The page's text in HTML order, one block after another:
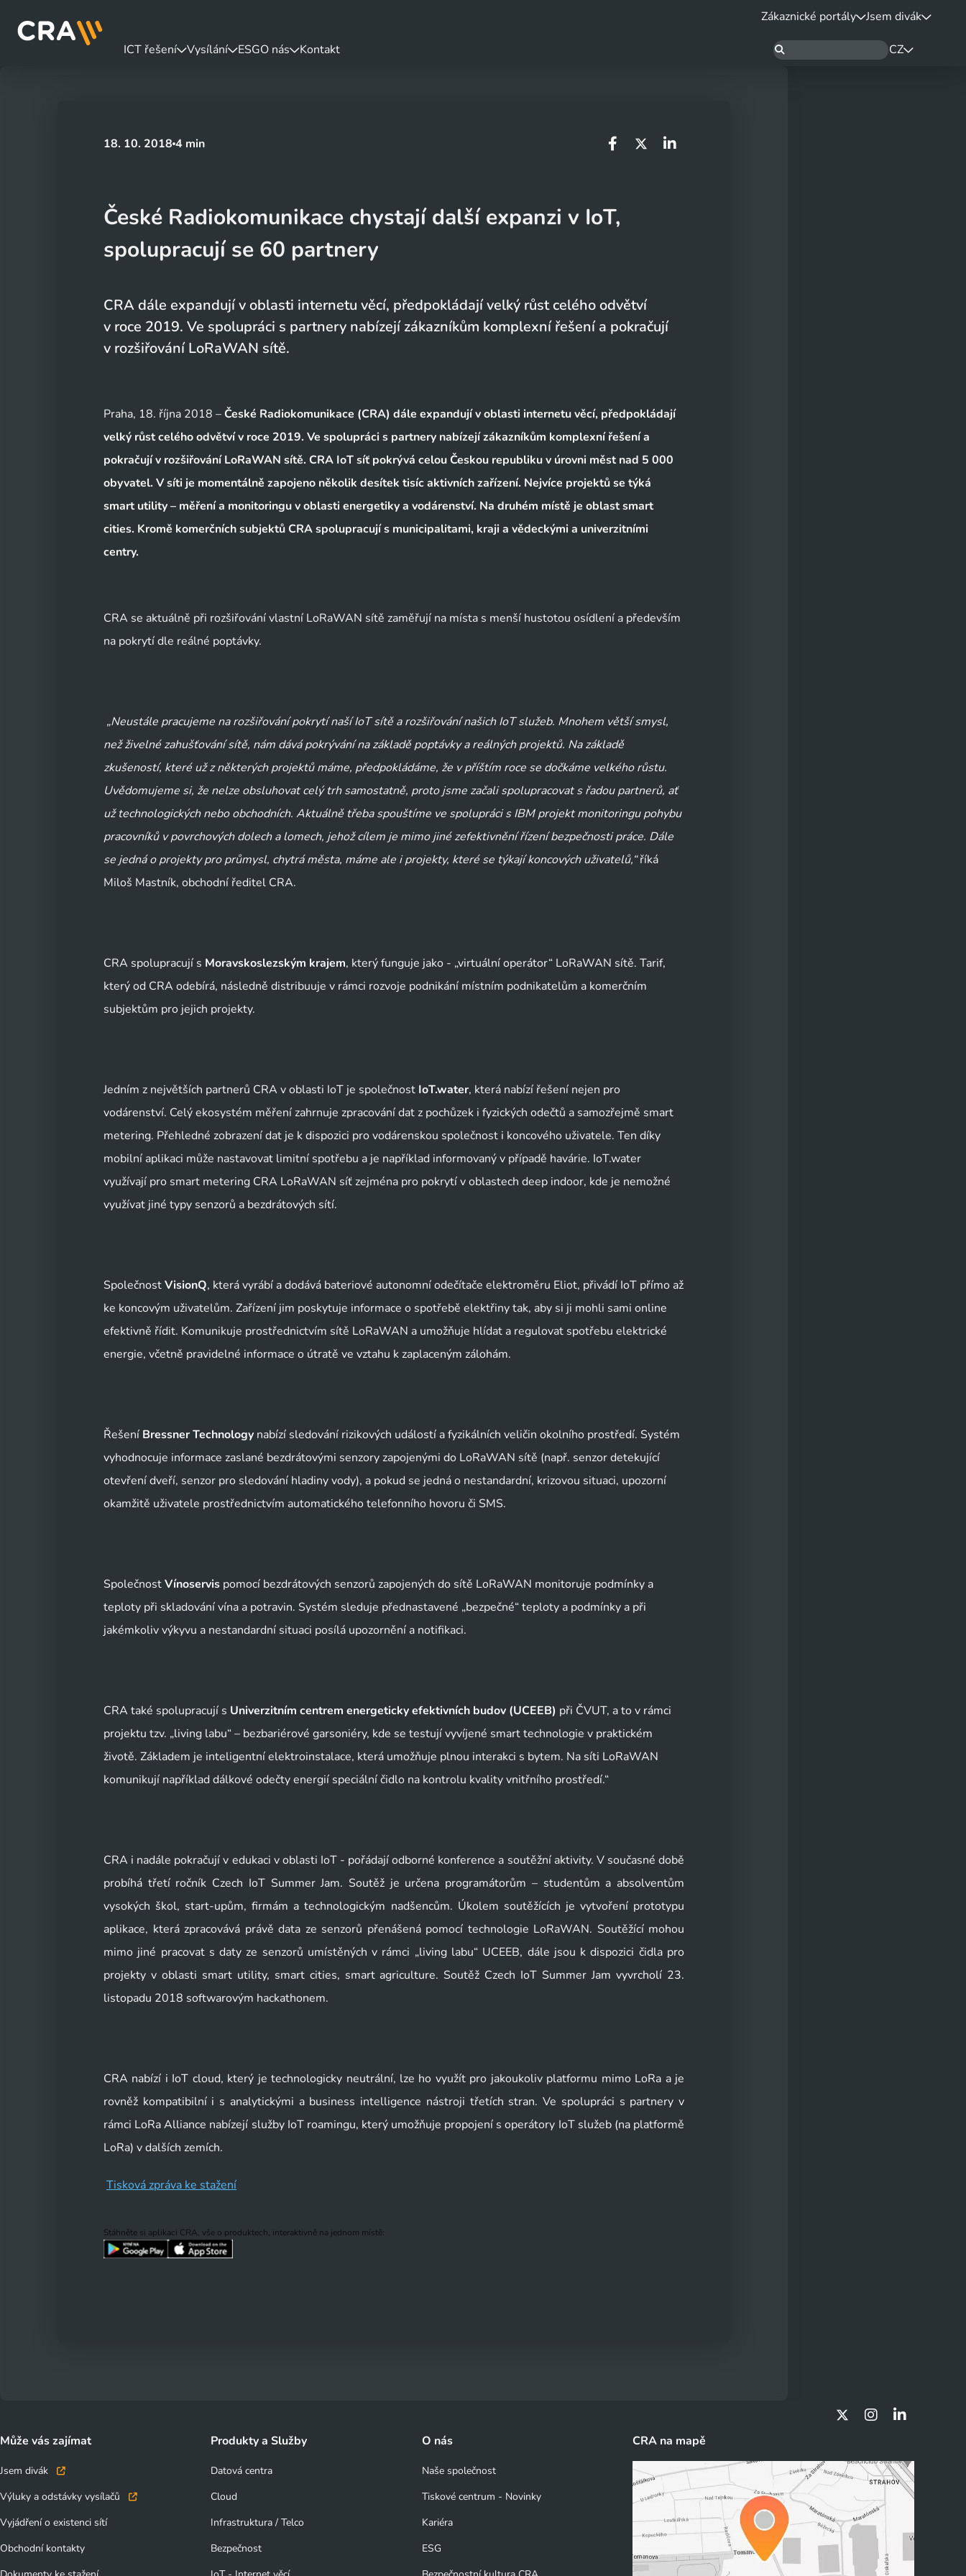
18. 10. 2018 4 min
České Radiokomunikace chystají další expanzi v IoT,
spolupracují se 60 partnery
CRA dále expandují v oblasti internetu věcí, předpokládají velký růst celého odvětví
v roce 2019. Ve spolupráci s partnery nabízejí zákazníkům komplexní řešení a pokračují
v rozšiřování LoRaWAN sítě.
Praha, 18. října 2018 –České Radiokomunikace (CRA) dále expandují v oblasti internetu věcí, předpokládají
velký růst celého odvětví v roce 2019. Ve spolupráci s partnery nabízejí zákazníkům komplexní řešení a
pokračují v rozšiřování LoRaWAN sítě. CRA IoT síť pokrývá celou Českou republiku v úrovni měst nad 5 000
obyvatel. V síti je momentálně zapojeno několik desítek tisíc aktivních zařízení. Nejvíce projektů se týká
smart utility – měření a monitoringu v oblasti energetiky a vodárenství. Na druhém místě je oblast smart
cities. Kromě komerčních subjektů CRA spolupracují s municipalitami, kraji a vědeckými a univerzitními
centry.
CRA se aktuálně při rozšiřování vlastní LoRaWAN sítě zaměřují na místa s menší hustotou osídlení a především
na pokrytí dle reálné poptávky.
„Neustále pracujeme na rozšiřování pokrytí naší IoT sítě a rozšiřování našich IoT služeb. Mnohem větší smysl,
než živelné zahušťování sítě, nám dává pokrývání na základě poptávky a reálných projektů. Na základě
zkušeností, které už z některých projektů máme, předpokládáme, že v příštím roce se dočkáme velkého růstu.
Uvědomujeme si, že nelze obsluhovat celý trh samostatně, proto jsme začali spolupracovat s řadou partnerů, ať
už technologických nebo obchodních. Aktuálně třeba spouštíme ve spolupráci s IBM projekt monitoringu pohybu
pracovníků v povrchových dolech a lomech, jehož cílem je mimo jiné zefektivnění řízení bezpečnosti práce. Dále
se jedná o projekty pro průmysl, chytrá města, máme ale i projekty, které se týkají koncových uživatelů,“ říká
Miloš Mastník, obchodní ředitel CRA.
CRA spolupracují s Moravskoslezským krajem, který funguje jako - „virtuální operátor“ LoRaWAN sítě. Tarif,
který od CRA odebírá, následně distribuuje v rámci rozvoje podnikání místním podnikatelům a komerčním
subjektům pro jejich projekty.
Jedním z největších partnerů CRA v oblasti IoT je společnost IoT.water, která nabízí řešení nejen pro
vodárenství. Celý ekosystém měření zahrnuje zpracování dat z pochůzek i fyzických odečtů a samozřejmě smart
metering. Přehledné zobrazení dat je k dispozici pro vodárenskou společnost i koncového uživatele. Ten díky
mobilní aplikaci může nastavovat limitní spotřebu a je například informovaný v případě havárie. IoT.water
využívají pro smart metering CRA LoRaWAN síť zejména pro pokrytí v oblastech deep indoor, kde je nemožné
využívat jiné typy senzorů a bezdrátových sítí.
Společnost VisionQ, která vyrábí a dodává bateriové autonomní odečítače elektroměru Eliot, přivádí IoT přímo až
ke koncovým uživatelům. Zařízení jim poskytuje informace o spotřebě elektřiny tak, aby si ji mohli sami online
efektivně řídit. Komunikuje prostřednictvím sítě LoRaWAN a umožňuje hlídat a regulovat spotřebu elektrické
energie, včetně pravidelné informace o útratě ve vztahu k zaplaceným zálohám.
Řešení Bressner Technology nabízí sledování rizikových událostí a fyzikálních veličin okolního prostředí. Systém
vyhodnocuje informace zaslané bezdrátovými senzory zapojenými do LoRaWAN sítě (např. senzor detekující
otevření dveří, senzor pro sledování hladiny vody), a pokud se jedná o nestandardní, krizovou situaci, upozorní
okamžitě uživatele prostřednictvím automatického telefonního hovoru či SMS.
Společnost Vínoservis pomocí bezdrátových senzorů zapojených do sítě LoRaWAN monitoruje podmínky a
teploty při skladování vína a potravin. Systém sleduje přednastavené „bezpečné“ teploty a podmínky a při
jakémkoliv výkyvu a nestandardní situaci posílá upozornění a notifikaci.
CRA také spolupracují s Univerzitním centrem energeticky efektivních budov (UCEEB) při ČVUT, a to v rámci
projektu tzv. „living labu“ – bezbariérové garsoniéry, kde se testují vyvíjené smart technologie v praktickém
životě. Základem je inteligentní elektroinstalace, která umožňuje plnou interakci s bytem. Na síti LoRaWAN
komunikují například dálkové odečty energií speciální čidlo na kontrolu kvality vnitřního prostředí.“
CRA i nadále pokračují v edukaci v oblasti IoT - pořádají odborné konference a soutěžní aktivity. V současné době
probíhá třetí ročník Czech IoT Summer Jam. Soutěž je určena programátorům – studentům a absolventům
vysokých škol, start-upům, firmám a technologickým nadšencům. Úkolem soutěžících je vytvoření prototypu
aplikace, která zpracovává právě data ze senzorů přenášená pomocí technologie LoRaWAN. Soutěžící mohou
mimo jiné pracovat s daty ze senzorů umístěných v rámci „living labu“ UCEEB, dále jsou k dispozici čidla pro
projekty v oblasti smart utility, smart cities, smart agriculture. Soutěž Czech IoT Summer Jam vyvrcholí 23.
listopadu 2018 softwarovým hackathonem.
CRA nabízí i IoT cloud, který je technologicky neutrální, lze ho využít pro jakoukoliv platformu mimo LoRa a je
rovněž kompatibilní i s analytickými a business intelligence nástroji třetích stran. Ve spolupráci s partnery v
rámci LoRa Alliance nabízejí služby IoT roamingu, který umožňuje propojení s operátory IoT služeb (na platformě
LoRa) v dalších zemích.
Tisková zpráva ke stažení
Stáhněte si aplikaci CRA, vše o produktech, interaktivně na jednom místě:
Zákaznické portály Jsem divák
ICT řešení Vysílání ESGO nás Kontakt CZ
Může vás zajímat
Jsem divák
Výluky a odstávky vysílačů
Vyjádření o existenci sítí
Obchodní kontakty
Produkty a Služby
Datová centra
Cloud
Infrastruktura / Telco
Bezpečnost
O nás
Naše společnost
Tiskové centrum - Novinky
Kariéra
ESG
CRA na mapě